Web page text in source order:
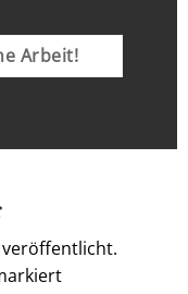
Arbeit!
veröffentlicht.